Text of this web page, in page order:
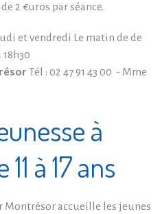
2 €uros par séance.
et vendredi Le matin de de
18h30
Tél : 02 47 91 43 00 - Mme
à
à 17 ans
Montrésor accueille les jeunes